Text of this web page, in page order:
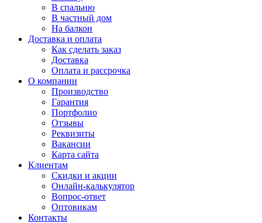
В спальню
В частный дом
На балкон
Доставка и оплата
Как сделать заказ
Доставка
Оплата и рассрочка
О компании
Производство
Гарантия
Портфолио
Отзывы
Реквизиты
Вакансии
Карта сайта
Клиентам
Скидки и акции
Онлайн-калькулятор
Вопрос-ответ
Оптовикам
Контакты